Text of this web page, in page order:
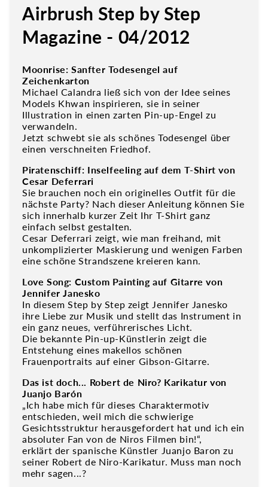
Airbrush Step by Step
Magazine - 04/2012
Moonrise: Sanfter Todesengel auf
Zeichenkarton
Michael Calandra ließ sich von der Idee seines
Models Khwan inspirieren, sie in seiner
Illustration in einen zarten Pin-up-Engel zu
verwandeln.
Jetzt schwebt sie als schönes Todesengel über
einen verschneiten Friedhof.
Piratenschiff: Inselfeeling auf dem T-Shirt von
Cesar Deferrari
Sie brauchen noch ein originelles Outfit für die
nächste Party? Nach dieser Anleitung können Sie
sich innerhalb kurzer Zeit Ihr T-Shirt ganz
einfach selbst gestalten.
Cesar Deferrari zeigt, wie man freihand, mit
unkomplizierter Maskierung und wenigen Farben
eine schöne Strandszene kreieren kann.
Love Song: Custom Painting auf Gitarre von
Jennifer Janesko
In diesem Step by Step zeigt Jennifer Janesko
ihre Liebe zur Musik und stellt das Instrument in
ein ganz neues, verführerisches Licht.
Die bekannte Pin-up-Künstlerin zeigt die
Entstehung eines makellos schönen
Frauenportraits auf einer Gibson-Gitarre.
Das ist doch... Robert de Niro? Karikatur von
Juanjo Barón
„Ich habe mich für dieses Charaktermotiv
entschieden, weil mich die schwierige
Gesichtsstruktur herausgefordert hat und ich ein
absoluter Fan von de Niros Filmen bin!“,
erklärt der spanische Künstler Juanjo Baron zu
seiner Robert de Niro-Karikatur. Muss man noch
mehr sagen...?